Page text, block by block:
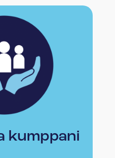
kumppani